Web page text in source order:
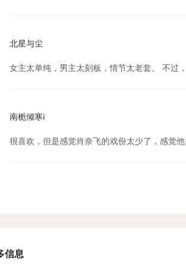
北星与尘
女主太单纯，男主太刻板，情节太老套。 不过
南栀倾寒i
很喜欢，但是感觉肖奈飞的戏份太少了，感觉
信息